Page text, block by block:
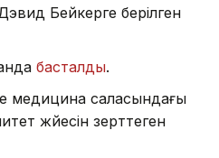
Бейкерге берілген
басталды.
медицина саласындағы
жүйесін зерттеген